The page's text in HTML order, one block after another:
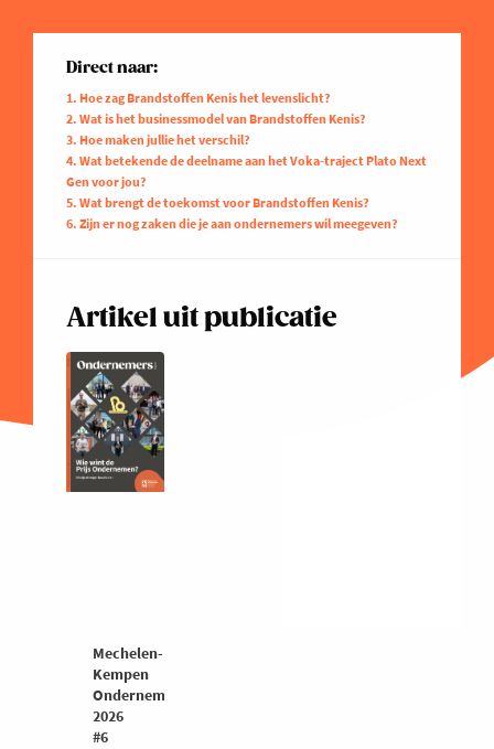
Direct naar:
1. Hoe zag Brandstoffen Kenis het levenslicht?
2. Wat is het businessmodel van Brandstoffen Kenis?
3. Hoe maken jullie het verschil?
4. Wat betekende de deelname aan het Voka-traject Plato Next
Gen voor jou?
5. Wat brengt de toekomst voor Brandstoffen Kenis?
6. Zijn er nog zaken die je aan ondernemers wil meegeven?
Artikel uit publicatie
Mechelen-
Kempen
Ondernemers
2026
#6